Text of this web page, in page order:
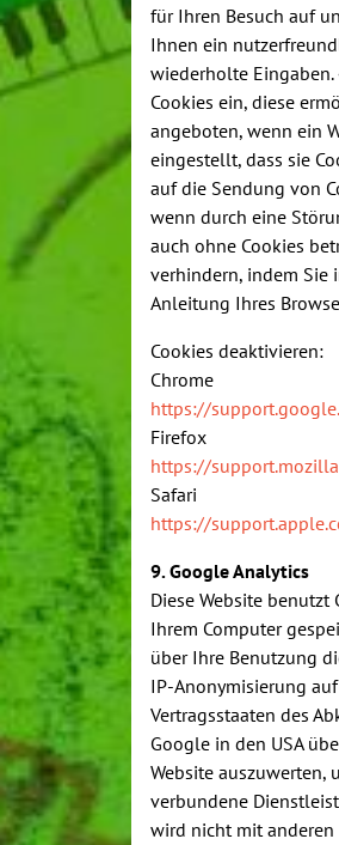
für Ihren Besuch auf
Ihnen ein
wiederholte Eingaben.
Cookies ein, diese
angeboten, wenn ein
eingestellt, dass sie
auf die Sendung von
wenn durch eine
auch ohne Cookies
verhindern, indem Sie
Anleitung Ihres
Cookies deaktivieren:
Chrome
https://
Firefox
https://
Safari
https://
9. Google Analytics
Diese Website benutzt
Ihrem Computer
über Ihre Benutzung
IP-Anonymisierung
Vertragsstaaten des
Google in den USA
Website
verbundene
wird nicht mit anderen